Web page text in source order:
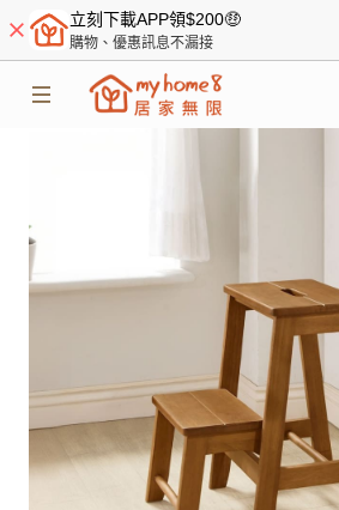
立刻下載APP領$200🤑
購物、優惠訊息不漏接